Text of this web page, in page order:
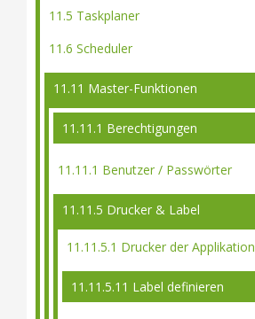
11.5 Taskplaner
11.6 Scheduler
11.11 Master-Funktionen
11.11.1 Berechtigungen
11.11.1 Benutzer / Passwörter
11.11.5 Drucker & Label
11.11.5.1 Drucker der Applikation
11.11.5.11 Label definieren